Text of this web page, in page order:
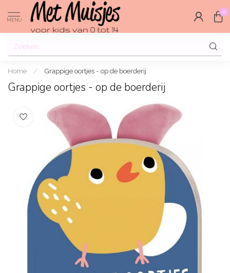
MENU
0
Home / Grappige oortjes - op de boerderij
Grappige oortjes - op de boerderij